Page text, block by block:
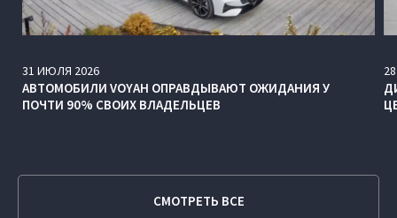
31 ИЮЛЯ 2026
АВТОМОБИЛИ VOYAH ОПРАВДЫВАЮТ ОЖИДАНИЯ У
ПОЧТИ 90% СВОИХ ВЛАДЕЛЬЦЕВ
28
СМОТРЕТЬ ВСЕ